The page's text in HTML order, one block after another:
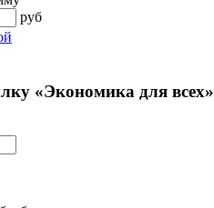
руб
«Экономика для всех»